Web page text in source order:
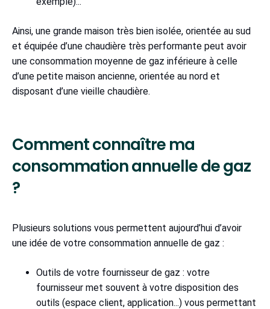
Ainsi, une grande maison très bien isolée, orientée au sud
et équipée d’une chaudière très performante peut avoir
une consommation moyenne de gaz inférieure à celle
d’une petite maison ancienne, orientée au nord et
disposant d’une vieille chaudière.
Comment connaître ma
consommation annuelle de gaz
?
Plusieurs solutions vous permettent aujourd’hui d’avoir
une idée de votre consommation annuelle de gaz :
Outils de votre fournisseur de gaz : votre
fournisseur met souvent à votre disposition des
outils (espace client, application...) vous permettant